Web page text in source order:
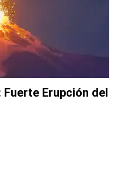
Erupción del